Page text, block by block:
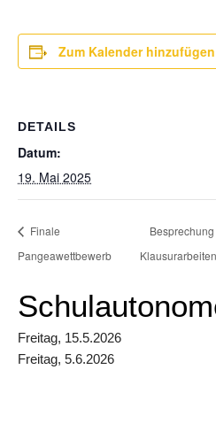
Zum Kalender hinzufügen
DETAILS
Datum:
19. Mai 2025
Finale
Pangeawettbewerb
Klausurarbeiten
Freitag, 15.5.2026
Freitag, 5.6.2026